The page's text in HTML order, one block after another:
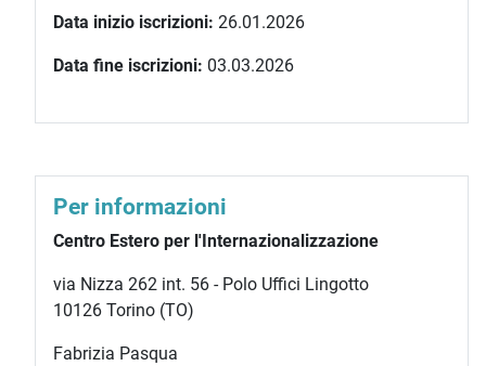
Data inizio iscrizioni: 26.01.2026
Data fine iscrizioni: 03.03.2026
Per informazioni
Centro Estero per l'Internazionalizzazione
via Nizza 262 int. 56 - Polo Uffici Lingotto
10126 Torino (TO)
Fabrizia Pasqua